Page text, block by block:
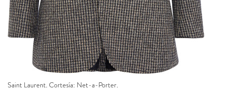
Saint Laurent. Cortesía: Net-a-Porter.